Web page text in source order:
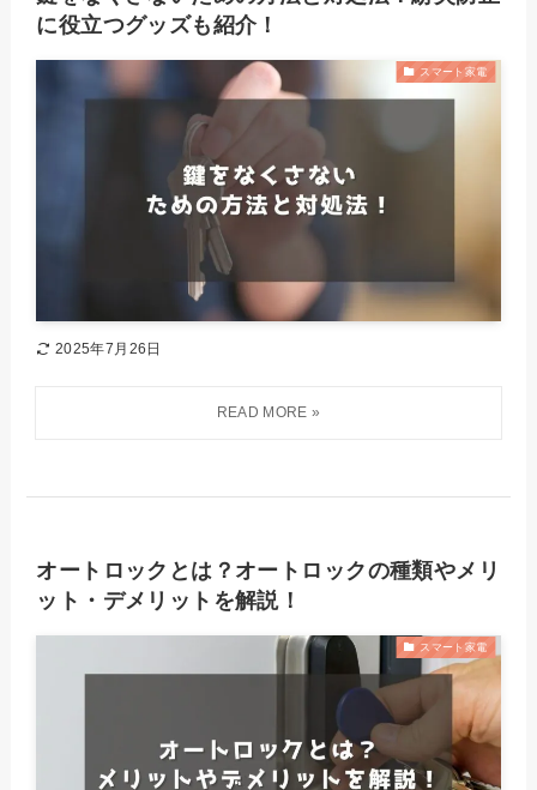
に役立つグッズも紹介！
スマート家電
2025年7月26日
オートロックとは？オートロックの種類やメリ
ット・デメリットを解説！
スマート家電